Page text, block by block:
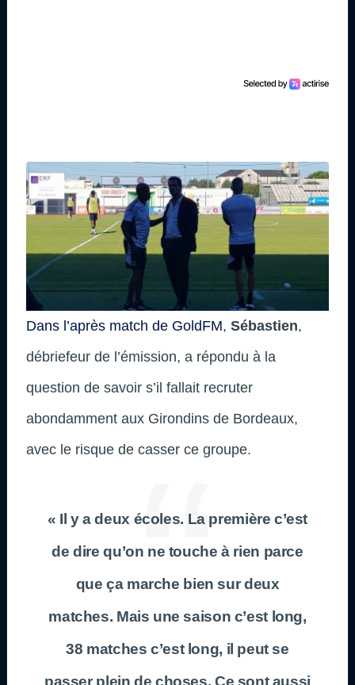
Dans l’après match de GoldFM, Sébastien,
débriefeur de l’émission, a répondu à la
question de savoir s’il fallait recruter
abondamment aux Girondins de Bordeaux,
avec le risque de casser ce groupe.
« Il y a deux écoles. La première c’est
de dire qu’on ne touche à rien parce
que ça marche bien sur deux
matches. Mais une saison c’est long,
38 matches c’est long, il peut se
passer plein de choses. Ce sont aussi